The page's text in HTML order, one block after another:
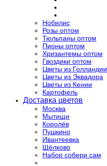
Нобилис
Розы оптом
Тюльпаны оптом
Пионы оптом
Хризантемы оптом
Гвоздики оптом
Цветы из Голландии
Цветы из Эквадора
Цветы из Кении
Картофель
Доставка цветов
Москва
Мытищи
Королёв
Пушкино
Ивантеевка
Щёлково
Набор собери сам